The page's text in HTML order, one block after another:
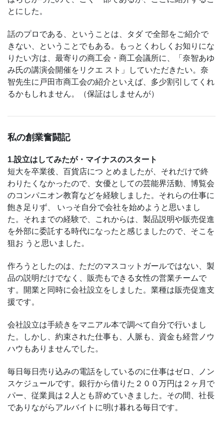
とにした。
話のプロである、ということは、タダ で全部をご紹介で
きない、ということでもある。もっとくわしくお知りにな
りたい方は、最寄りの商工会・商工会議所に、「奈智あゆ
み氏の講演会開催をリクエ スト」していただきたい。奈
智先生に戸田市商工会の紹介といえば、多少割引してくれ
るかもしれません。（保証はしませんが）
私の創業奮闘記
1.設立はしてみたが・マイナスのスタート
短大を卒業後、百貨店につ とめましたが、それだけで終
わりたくなかったので、女優としての芸能界活動、博覧会
のコンパニオン教育などを経験しました。それらの仕事に
飽き足りず、 いっそ自分で会社を始めようと思いまし
た。それまでの経験で、これからは、製品説明や販売促進
を外部に委託する時代になったと感じましたので、そこを
狙お うと思いました。
作ろうとしたのは、ただのマスコットガールではない、製
品の説明だけでなく、販売もできる女性の営業チームで
す。開業と同時に会社設立をしました。業種は販売促進支
援です。
会社設立は手続きをマニアル本で調べて自分で行いまし
た。しかし、約束された仕事も、人脈も、資金も経営ノウ
ハウもありませんでした。
毎日毎日売り込みの電話をしているのに仕事はゼロ、ノン
スケジュールです。銀行から借りた２００万円は２ヶ月で
パー、従業員は２人とも辞めていきました。その間、社長
でありながらアルバイトに明け暮れる毎日です。